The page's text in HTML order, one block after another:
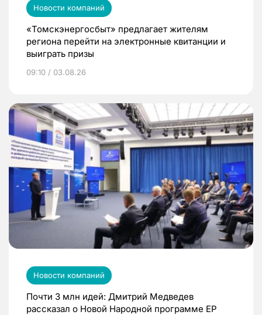
Новости компаний
«Томскэнергосбыт» предлагает жителям
региона перейти на электронные квитанции и
выиграть призы
09:10 / 03.08.26
Новости компаний
Почти 3 млн идей: Дмитрий Медведев
рассказал о Новой Народной программе ЕР